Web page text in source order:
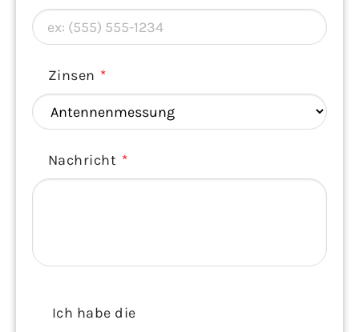
Zinsen
Nachricht
Ich habe die